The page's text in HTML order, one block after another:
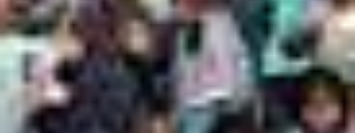
Hort
Termine
iServ